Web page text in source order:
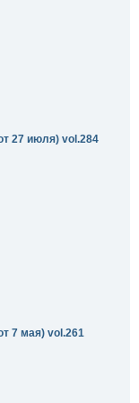
27 июля) vol.284
7 мая) vol.261